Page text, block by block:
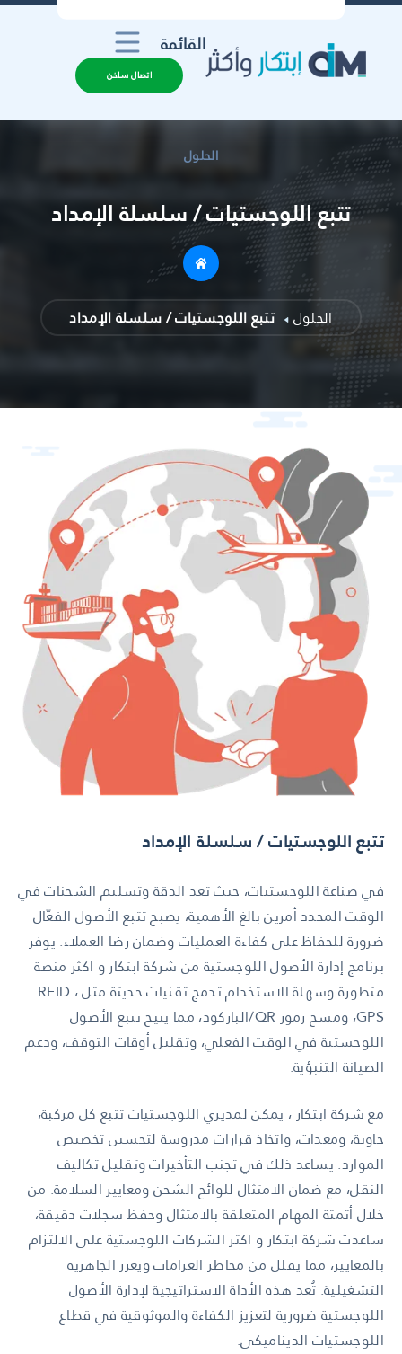
القائمة
اتصال ساخن
الحلول
تتبع اللوجستيات / سلسلة الإمداد
الحلول تتبع اللوجستيات / سلسلة الإمداد
تتبع اللوجستيات / سلسلة الإمداد
في صناعة اللوجستيات، حيث تعد الدقة وتسليم الشحنات في
الوقت المحدد أمرين بالغ الأهمية، يصبح تتبع الأصول الفعّال
ضرورة للحفاظ على كفاءة العمليات وضمان رضا العملاء. يوفر
برنامج إدارة الأصول اللوجستية من شركة ابتكار و اكثر منصة
متطورة وسهلة الاستخدام تدمج تقنيات حديثة مثل RFID ،
GPS، ومسح رموز QR/الباركود، مما يتيح تتبع الأصول
اللوجستية في الوقت الفعلي، وتقليل أوقات التوقف، ودعم
الصيانة التنبؤية.
مع شركة ابتكار ، يمكن لمديري اللوجستيات تتبع كل مركبة،
حاوية، ومعدات، واتخاذ قرارات مدروسة لتحسين تخصيص
الموارد. يساعد ذلك في تجنب التأخيرات وتقليل تكاليف
النقل، مع ضمان الامتثال للوائح الشحن ومعايير السلامة. من
خلال أتمتة المهام المتعلقة بالامتثال وحفظ سجلات دقيقة،
ساعدت شركة ابتكار و اكثر الشركات اللوجستية على الالتزام
بالمعايير، مما يقلل من مخاطر الغرامات ويعزز الجاهزية
التشغيلية. تُعد هذه الأداة الاستراتيجية لإدارة الأصول
اللوجستية ضرورية لتعزيز الكفاءة والموثوقية في قطاع
اللوجستيات الديناميكي.